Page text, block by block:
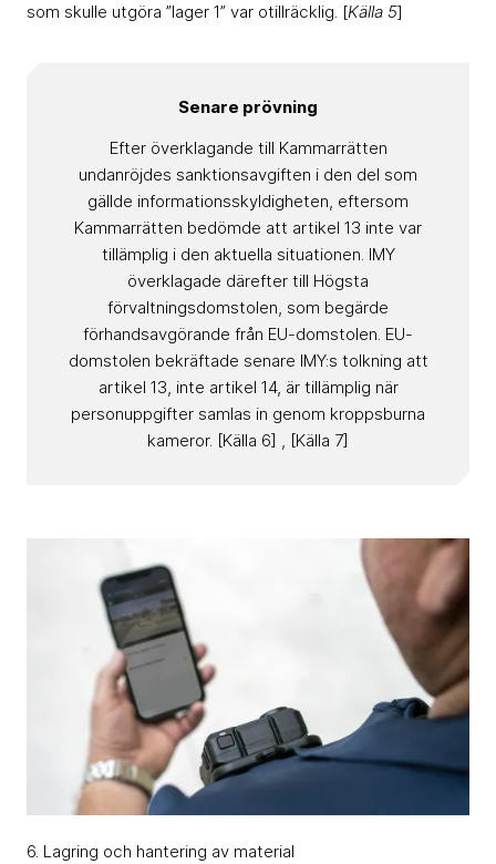
som skulle utgöra ”lager 1” var otillräcklig. [Källa 5]
Senare prövning
Efter överklagande till Kammarrätten
undanröjdes sanktionsavgiften i den del som
gällde informationsskyldigheten, eftersom
Kammarrätten bedömde att artikel 13 inte var
tillämplig i den aktuella situationen. IMY
överklagade därefter till Högsta
förvaltningsdomstolen, som begärde
förhandsavgörande från EU-domstolen. EU-
domstolen bekräftade senare IMY:s tolkning att
artikel 13, inte artikel 14, är tillämplig när
personuppgifter samlas in genom kroppsburna
kameror. [Källa 6] , [Källa 7]
6. Lagring och hantering av material